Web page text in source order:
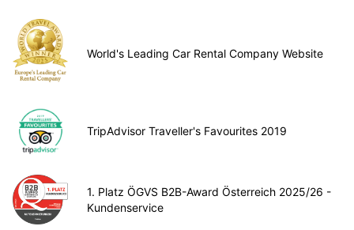
World's Leading Car Rental Company Website
TripAdvisor Traveller's Favourites 2019
1. Platz ÖGVS B2B-Award Österreich 2025/26 -
Kundenservice